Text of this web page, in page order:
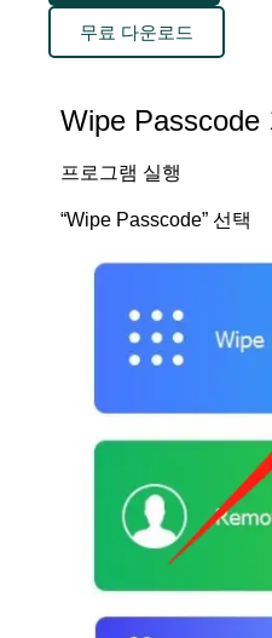
무료 다운로드
Wipe Passcode
프로그램 실행
“Wipe Passcode” 선택